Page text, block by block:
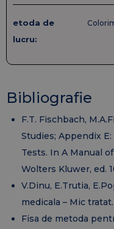
etoda de
lucru:
Bibliografie
F.T. Fischbach,
Studies; Appendix
Tests. In A Manual
Wolters Kluwer, ed.
V.Dinu, E.Trutia,
medicala – Mic
Fisa de metoda